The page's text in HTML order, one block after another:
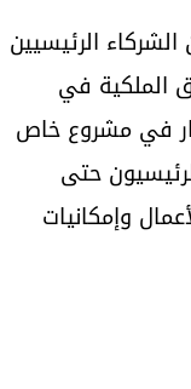
الرئيسيين
الملكية في
في مشروع خاص
حتى
وإمكانيات